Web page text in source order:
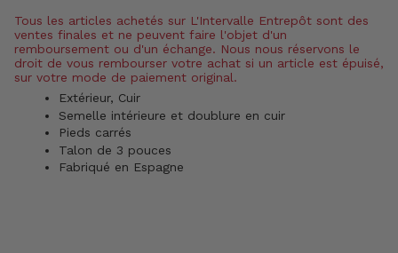
Tous les articles achetés sur L'Intervalle Entrepôt sont des
ventes finales et ne peuvent faire l'objet d'un
remboursement ou d'un échange. Nous nous réservons le
droit de vous rembourser votre achat si un article est épuisé,
sur votre mode de paiement original.
Extérieur, Cuir
Semelle intérieure et doublure en cuir
Pieds carrés
Talon de 3 pouces
Fabriqué en Espagne